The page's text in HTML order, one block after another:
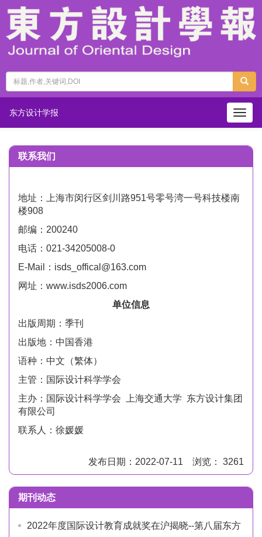
东方设计学报
联系我们
地址：上海市闵行区剑川路951号零号湾一号科技楼南
楼908
邮编： 200240
电话： 021-34205008-0
E-Mail ： isds_offical@163.com
网址： www.isds2006.com
单位信息
出版周期：季刊
出版地：中国香港
语种：中文（繁体）
主管：国际设计科学学会
主办：国际设计科学学会 上海交通大学 东方设计集团
有限公司
联系人：徐媛媛
发布日期：2022-07-11 浏览： 3261
期刊动态
2022年度国际设计教育成就奖在沪揭晓--第八届东方